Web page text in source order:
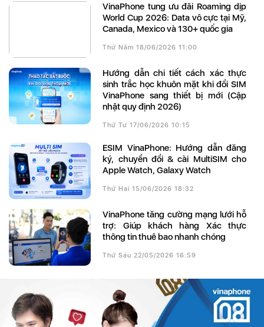
VinaPhone tung ưu đãi Roaming dịp
World Cup 2026: Data vô cực tại Mỹ,
Canada, Mexico và 130+ quốc gia
Thứ Năm 18/06/2026 11:00
Hướng dẫn chi tiết cách xác thực
sinh trắc học khuôn mặt khi đổi SIM
VinaPhone sang thiết bị mới (Cập
nhật quy định 2026)
Thứ Tư 17/06/2026 10:15
eSIM VinaPhone: Hướng dẫn đăng
ký, chuyển đổi & cài MultiSIM cho
Apple Watch, Galaxy Watch
Thứ Hai 15/06/2026 18:32
VinaPhone tăng cường mạng lưới hỗ
trợ: Giúp khách hàng Xác thực
thông tin thuê bao nhanh chóng
Thứ Sáu 22/05/2026 16:59